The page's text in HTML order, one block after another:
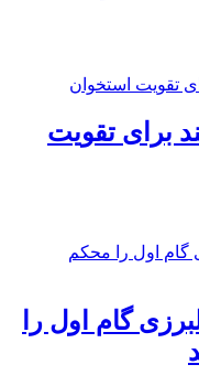
برای تقویت
گام اول را